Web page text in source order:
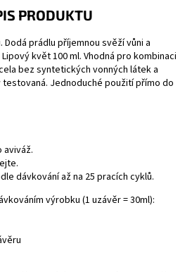
PRODUKTU
prádlu příjemnou svěží vůni a
Lipový květ 100 ml. Vhodná pro kombinaci
bez syntetických vonných látek a
Jednoduché použití přímo do
dávkování až na 25 pracích cyklů.
výrobku (1 uzávěr = 30ml):